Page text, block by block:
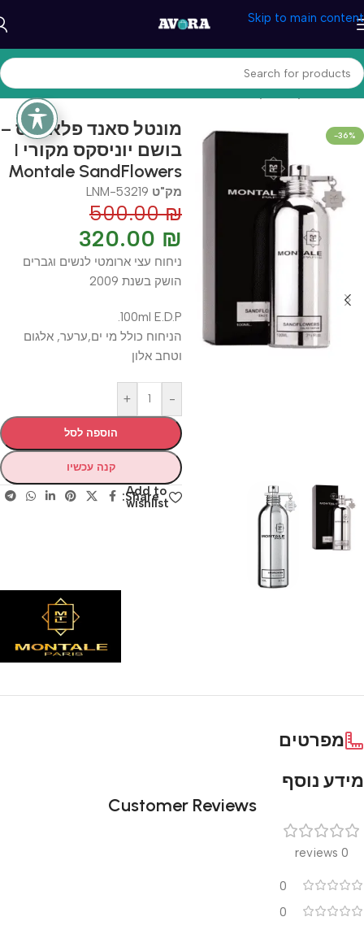
Skip to main content
עמוד הבית/קוסמטיקה וטיפוח/בשמים
-36%
מונטל סאנד פלאוורס –
בושם יוניסקס מקורי I
Montale SandFlowers
מק"ט LNM-53219
500.00₪
320.00 ₪
ניחוח עצי ארומטי לנשים וגברים
הושק בשנת 2009
100ml E.D.P.
הניחוח כולל מי ים,ערער, אלגום
וטחב אלון
-
+
הוספה לסל
קנה עכשיו
Add to
wishlist
Share:
מפרטים
מידע נוסף
Customer Reviews
0 reviews
0
0